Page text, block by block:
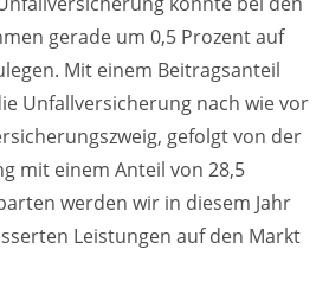
gerade um 0,5 Prozent auf
Mit einem Beitragsanteil
Unfallversicherung nach wie vor
gefolgt von der
mit einem Anteil von 28,5
werden wir in diesem Jahr
Leistungen auf den Markt